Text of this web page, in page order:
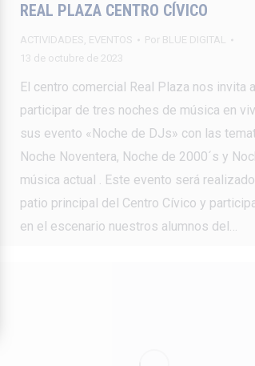
REAL PLAZA CENTRO CÍVICO
ACTIVIDADES, EVENTOS Por BLUE DIGITAL
13 de octubre de 2023
El centro comercial Real Plaza nos invita a
participar de tres noches de música en
sus evento «Noche de DJs» con las
Noche Noventera, Noche de 2000´s y
música actual . Este evento será
patio principal del Centro Cívico y
en el escenario nuestros alumnos del…